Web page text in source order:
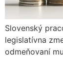
Slovenský
legislatívna
odmeňovaní